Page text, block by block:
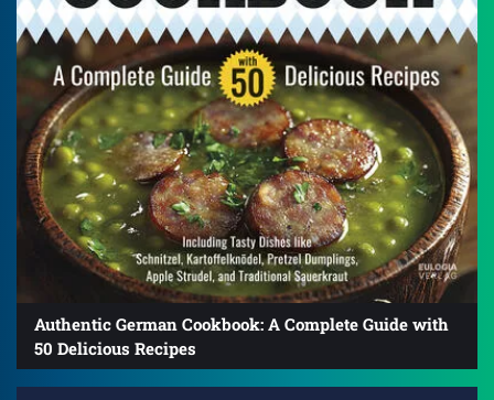
Authentic German Cookbook: A Complete Guide with
50 Delicious Recipes